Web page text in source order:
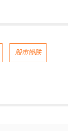
股市慘跌